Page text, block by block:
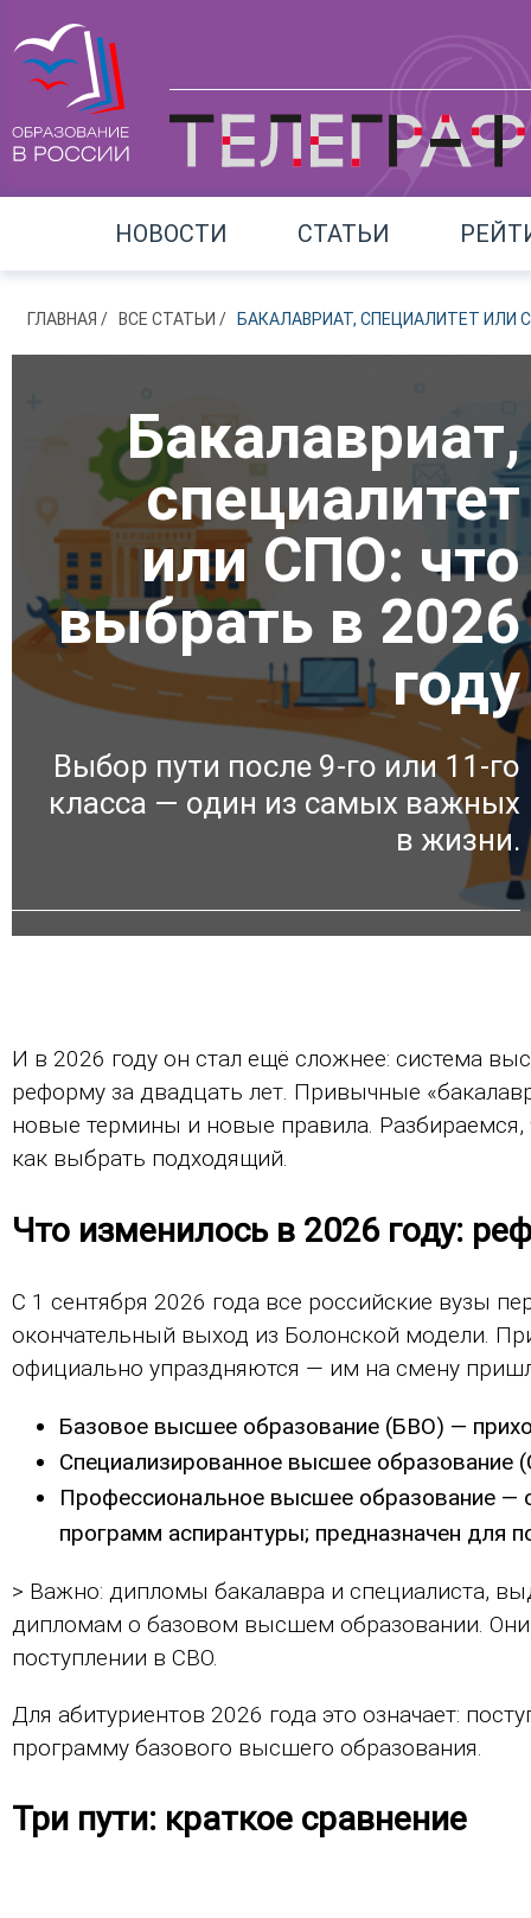
НОВОСТИ СТАТЬИ
ГЛАВНАЯ ВСЕ СТАТЬИ БАКАЛАВРИАТ, СПЕЦИАЛИТЕТ ИЛИ
Бакалавриат,
специалитет
или СПО: что
выбрать в 2026
году
Выбор пути после 9-го или 11-го
класса — один из самых важных
в жизни.
И в 2026 году он стал ещё сложнее: система
реформу за двадцать лет. Привычные
новые термины и новые правила. Разбираемся,
как выбрать подходящий.
Что изменилось в 2026 году:
С 1 сентября 2026 года все российские вузы
окончательный выход из Болонской модели.
официально упраздняются — им на смену
Базовое высшее образование (БВО) —
Специализированное высшее образование
Профессиональное высшее образование —
программ аспирантуры; предназначен для
> Важно: дипломы бакалавра и специалиста,
дипломам о базовом высшем образовании.
поступлении в СВО.
Для абитуриентов 2026 года это означает:
программу базового высшего образования.
Три пути: краткое сравнение